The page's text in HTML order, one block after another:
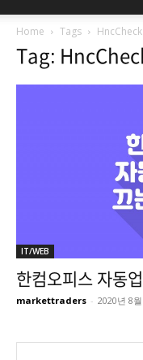
Home Tags HncCheck
Tag:
IT/WEB
한컴오피스 자동
markettraders - 2020년 8